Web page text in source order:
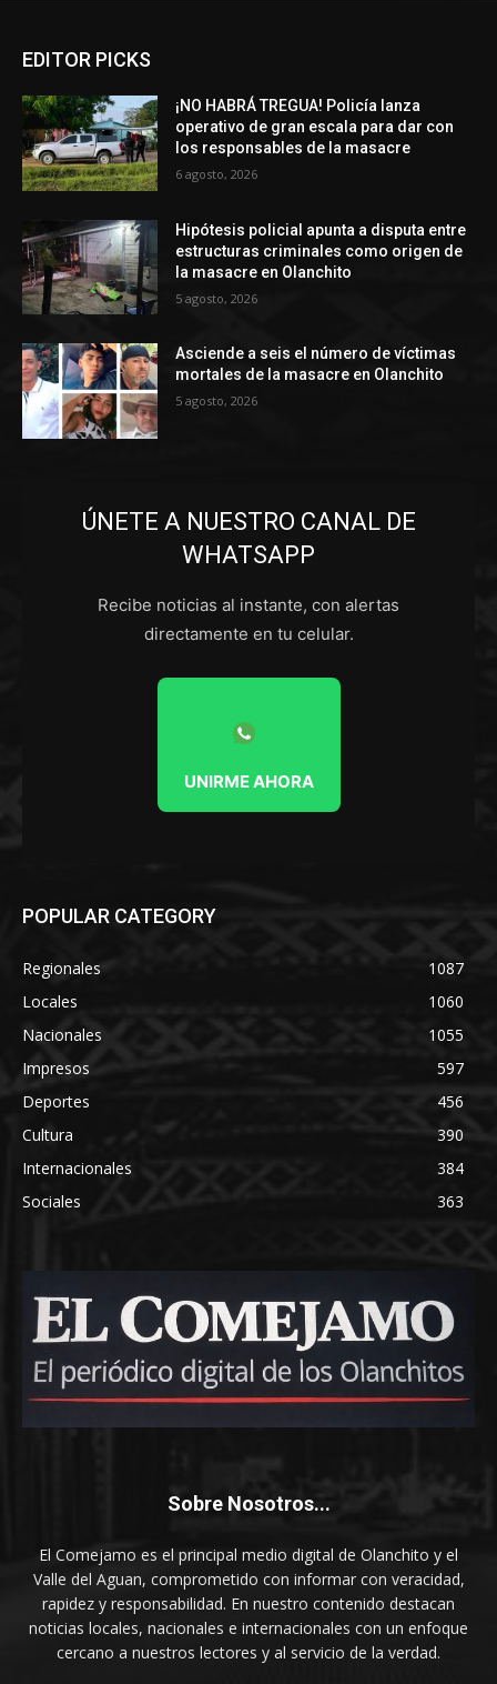
EDITOR PICKS
¡NO HABRÁ TREGUA! Policía lanza
operativo de gran escala para dar con
los responsables de la masacre
6 agosto, 2026
Hipótesis policial apunta a disputa entre
estructuras criminales como origen de
la masacre en Olanchito
5 agosto, 2026
Asciende a seis el número de víctimas
mortales de la masacre en Olanchito
5 agosto, 2026
ÚNETE A NUESTRO CANAL DE
WHATSAPP
Recibe noticias al instante, con alertas
directamente en tu celular.
UNIRME AHORA
POPULAR CATEGORY
Regionales
1087
Locales
1060
Nacionales
1055
Impresos
597
Deportes
456
Cultura
390
Internacionales
384
Sociales
363
Sobre Nosotros...
El Comejamo es el principal medio digital de Olanchito y el
Valle del Aguan, comprometido con informar con veracidad,
rapidez y responsabilidad. En nuestro contenido destacan
noticias locales, nacionales e internacionales con un enfoque
cercano a nuestros lectores y al servicio de la verdad.